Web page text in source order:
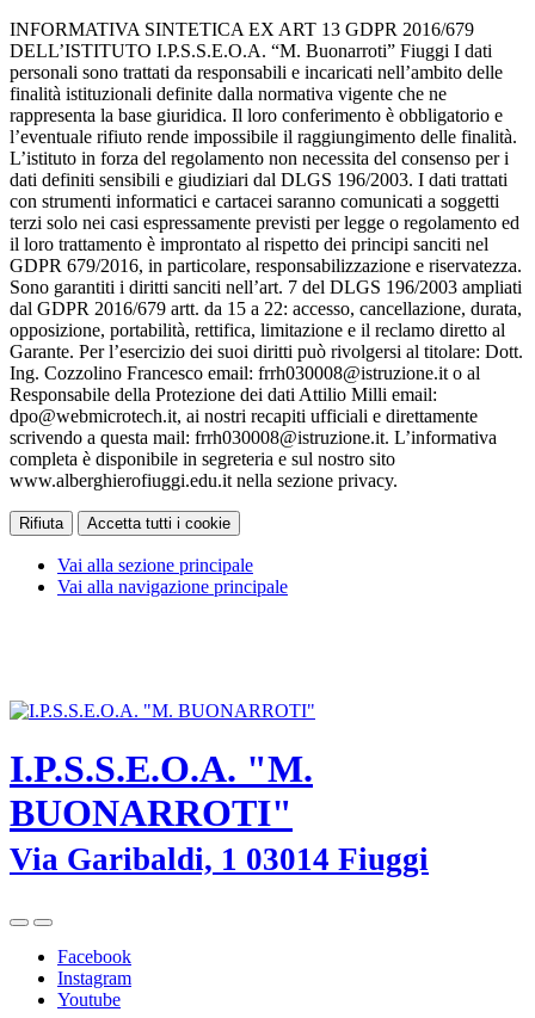
INFORMATIVA SINTETICA EX ART 13 GDPR 2016/679
DELL’ISTITUTO I.P.S.S.E.O.A. “M. Buonarroti” Fiuggi I dati
personali sono trattati da responsabili e incaricati nell’ambito delle
finalità istituzionali definite dalla normativa vigente che ne
rappresenta la base giuridica. Il loro conferimento è obbligatorio e
l’eventuale rifiuto rende impossibile il raggiungimento delle finalità.
L’istituto in forza del regolamento non necessita del consenso per i
dati definiti sensibili e giudiziari dal DLGS 196/2003. I dati trattati
con strumenti informatici e cartacei saranno comunicati a soggetti
terzi solo nei casi espressamente previsti per legge o regolamento ed
il loro trattamento è improntato al rispetto dei principi sanciti nel
GDPR 679/2016, in particolare, responsabilizzazione e riservatezza.
Sono garantiti i diritti sanciti nell’art. 7 del DLGS 196/2003 ampliati
dal GDPR 2016/679 artt. da 15 a 22: accesso, cancellazione, durata,
opposizione, portabilità, rettifica, limitazione e il reclamo diretto al
Garante. Per l’esercizio dei suoi diritti può rivolgersi al titolare: Dott.
Ing. Cozzolino Francesco email: frrh030008@istruzione.it o al
Responsabile della Protezione dei dati Attilio Milli email:
dpo@webmicrotech.it, ai nostri recapiti ufficiali e direttamente
scrivendo a questa mail: frrh030008@istruzione.it. L’informativa
completa è disponibile in segreteria e sul nostro sito
www.alberghierofiuggi.edu.it nella sezione privacy.
Rifiuta Accetta tutti i cookie
Vai alla sezione principale
Vai alla navigazione principale
I.P.S.S.E.O.A. "M.
BUONARROTI"
Via Garibaldi, 1 03014 Fiuggi
Facebook
Instagram
Youtube